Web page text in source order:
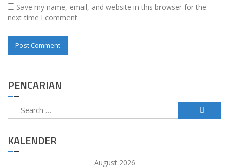
Save my name, email, and website in this browser for the
next time I comment.
PENCARIAN
Search
for:
KALENDER
August 2026